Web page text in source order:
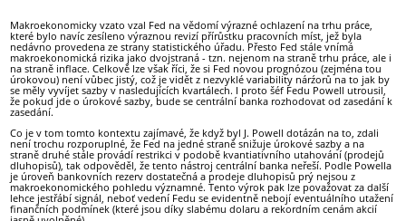
Makroekonomicky vzato vzal Fed na vědomí výrazné ochlazení na trhu práce,
které bylo navíc zesíleno výraznou revizí přírůstku pracovních míst, jež byla
nedávno provedena ze strany statistického úřadu. Přesto Fed stále vnímá
makroekonomická rizika jako dvojstraná - tzn. nejenom na straně trhu práce, ale i
na straně inflace. Celkově lze však říci, že si Fed novou prognózou (zejména tou
úrokovou) není vůbec jistý, což je vidět z nezvyklé variability nárźorů na to jak by
se měly vyvíjet sazby v nasledujících kvartálech. I proto šéf Fedu Powell utrousil,
že pokud jde o úrokové sazby, bude se centrální banka rozhodovat od zasedání k
zasedání.
Co je v tom tomto kontextu zajímavé, že když byl J. Powell dotázán na to, zdali
není trochu rozporuplné, že Fed na jedné straně snižuje úrokové sazby a na
straně druhé stále provádí restrikci v podobě kvantiativního utahování (prodejů
dluhopisů), tak odpověděl, že tento nástroj centrální banka neřeší. Podle Powella
je úroveň bankovních rezerv dostatečná a prodeje dluhopisů prý nejsou z
makroekonomického pohledu významné. Tento výrok pak lze považovat za další
lehce jestřábí signál, neboť vedení Fedu se evidentně nebojí eventuálního utažení
finančních podmínek (které jsou díky slabému dolaru a rekordním cenám akcií